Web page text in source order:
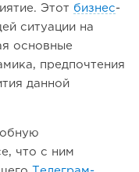
Этот бизнес-
ситуации на
основные
предпочтения
данной
что с ним